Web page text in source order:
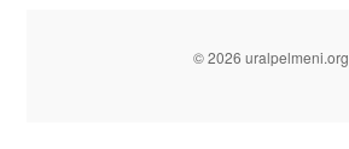
© 2026 uralpelmeni.org